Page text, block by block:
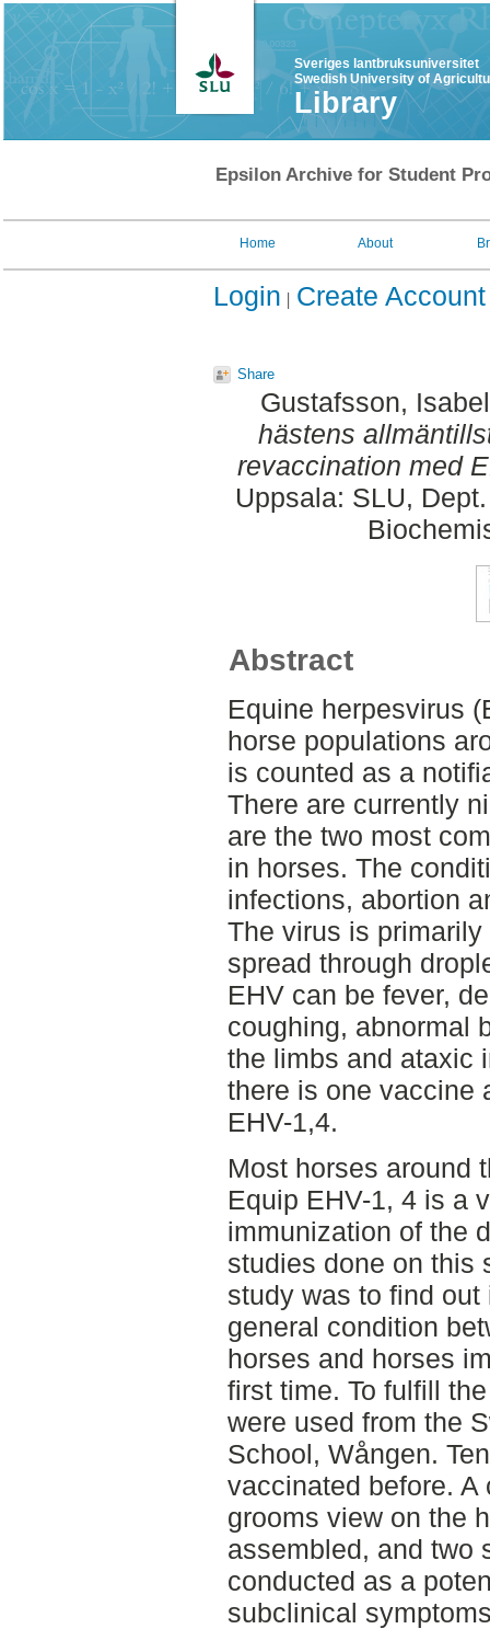
Sveriges lantbruksuniversitet
Swedish University of
Library
Epsilon Archive for Student
Home About
Login Create Account
Share
Gustafsson,
hästens
revaccination med
Uppsala: SLU,
Abstract
Equine herpesvirus
horse populations
is counted as a
There are currently
are the two most
in horses. The
infections, abortion
The virus is
spread through
EHV can be fever,
coughing, abnormal
the limbs and ataxic
there is one vaccine
EHV-1,4.
Most horses around
Equip EHV-1, 4 is a
immunization of the
studies done on this
study was to find
general condition
horses and horses
first time. To fulfill
were used from the
School, Wången.
vaccinated before.
grooms view on the
assembled, and two
conducted as a
subclinical